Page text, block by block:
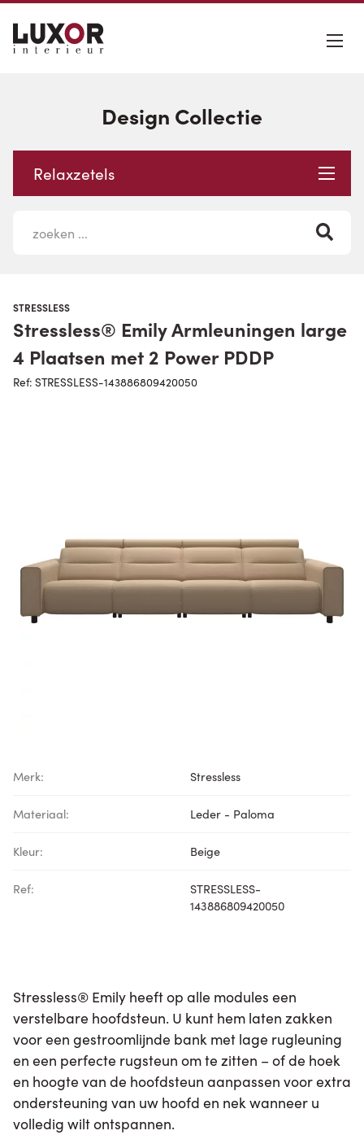
Design Collectie
Relaxzetels
STRESSLESS
Stressless® Emily Armleuningen large
4 Plaatsen met 2 Power PDDP
Ref: STRESSLESS-143886809420050
Merk: Stressless
Materiaal: Leder - Paloma
Kleur: Beige
Ref:
STRESSLESS-
143886809420050
Stressless® Emily heeft op alle modules een
verstelbare hoofdsteun. U kunt hem laten zakken
voor een gestroomlijnde bank met lage rugleuning
en een perfecte rugsteun om te zitten – of de hoek
en hoogte van de hoofdsteun aanpassen voor extra
ondersteuning van uw hoofd en nek wanneer u
volledig wilt ontspannen.